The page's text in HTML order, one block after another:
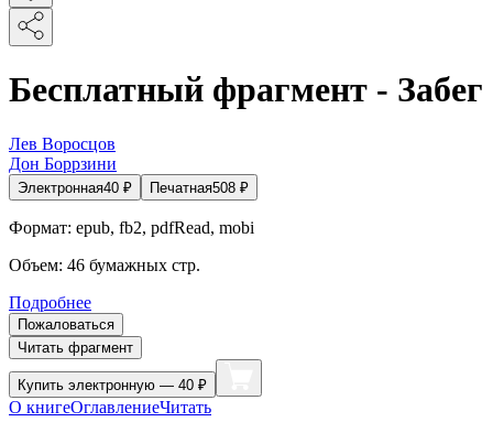
Бесплатный фрагмент - Забег
Лев Воросцов
Дон Боррзини
Электронная40 ₽ Печатная508 ₽
Формат: epub, fb2, pdfRead, mobi
Объем: 46 бумажных стр.
Подробнее
Пожаловаться
Читать фрагмент
Купить электронную — 40 ₽
О книгеОглавлениеЧитать